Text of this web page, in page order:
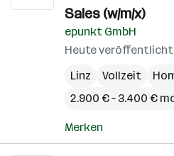
Sales (w/m/x)
epunkt GmbH
Heute veröffentlicht
Linz
Vollzeit
2.900 € – 3.400 €
Merken